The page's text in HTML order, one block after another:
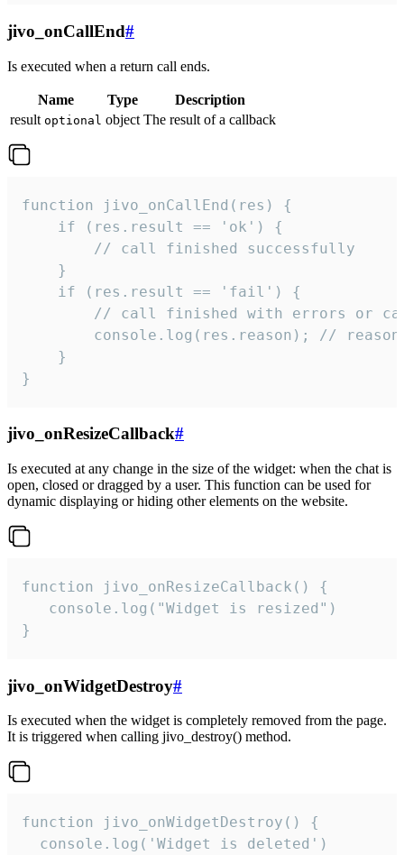
jivo_onCallEnd#
Is executed when a return call ends.
Name Type
Description
result optional object The result of a callback
function jivo_onCallEnd(res) {
    if (res.result == 'ok') {
        // call finished successfully
    }
    if (res.result == 'fail') {
// call finished with errors or
console.log(res.reason); //
    }
}
jivo_onResizeCallback#
Is executed at any change in the size of the widget: when the chat is
open, closed or dragged by a user. This function can be used for
dynamic displaying or hiding other elements on the website.
function jivo_onResizeCallback() {
   console.log("Widget is resized")
}
jivo_onWidgetDestroy#
Is executed when the widget is completely removed from the page.
It is triggered when calling jivo_destroy() method.
function jivo_onWidgetDestroy() {
  console.log('Widget is deleted')